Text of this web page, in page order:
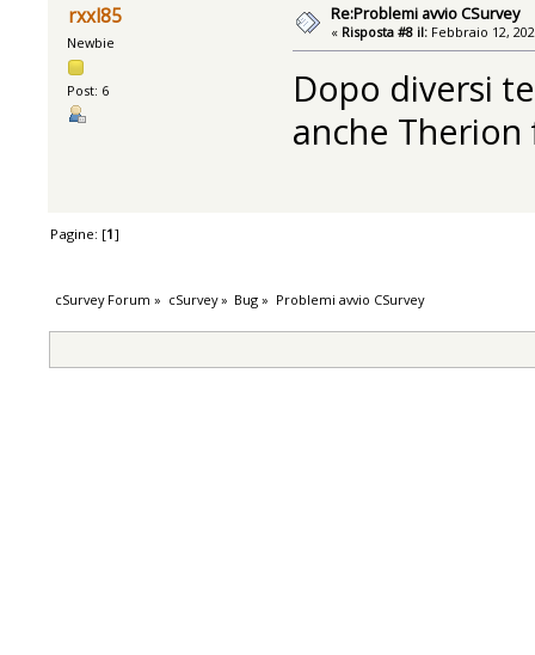
rxxl85
Newbie
Post: 6
Re:Problemi avvio CSurvey
« Risposta #8 il: Febbraio 12,
Dopo diversi
anche
Pagine: [1]
cSurvey Forum » cSurvey» Bug » Problemi avvio CSurvey